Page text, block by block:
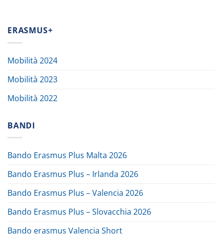
ERASMUS+
Mobilità 2024
Mobilità 2023
Mobilità 2022
BANDI
Bando Erasmus Plus Malta 2026
Bando Erasmus Plus – Irlanda 2026
Bando Erasmus Plus – Valencia 2026
Bando Erasmus Plus – Slovacchia 2026
Bando erasmus Valencia Short